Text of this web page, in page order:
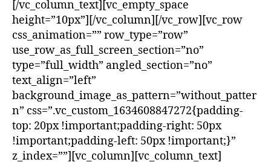
[/vc_column_text][vc_empty_space
height=”10px”][/vc_column][/vc_row][vc_row
css_animation=”” row_type=”row”
use_row_as_full_screen_section=”no”
type=”full_width” angled_section=”no”
text_align=”left”
background_image_as_pattern=”without_patter
n” css=”.vc_custom_1634608847272{padding-
top: 20px !important;padding-right: 50px
!important;padding-left: 50px !important;}”
z_index=””][vc_column][vc_column_text]